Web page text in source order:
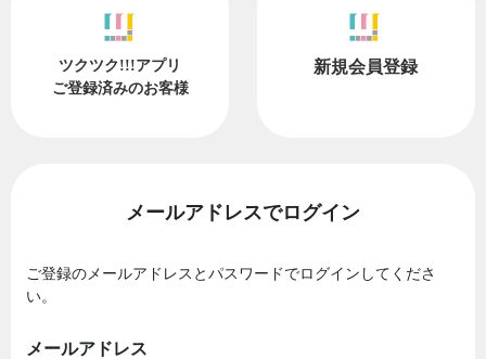
ツクツク!!!アプリ
ご登録済みのお客様
新規会員登録
メールアドレスでログイン
ご登録のメールアドレスとパスワードでログインしてくださ
い。
メールアドレス